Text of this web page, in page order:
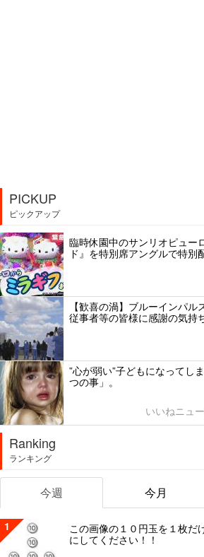
PICKUP
ピックアップ
臨時休園中のサンリオピュー
ド』を特別席アングルで特別
【歓喜の渦】ブルーインパ
従事者等の皆様に感謝の気持
”心が弱い”子どもになってし
つの事」。
いいねニュ
Ranking
ランキング
今週 今月
1
この画像の１０円玉を１枚だ
にしてください！！